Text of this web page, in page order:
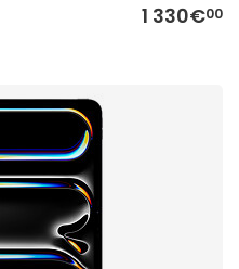
1 330€00